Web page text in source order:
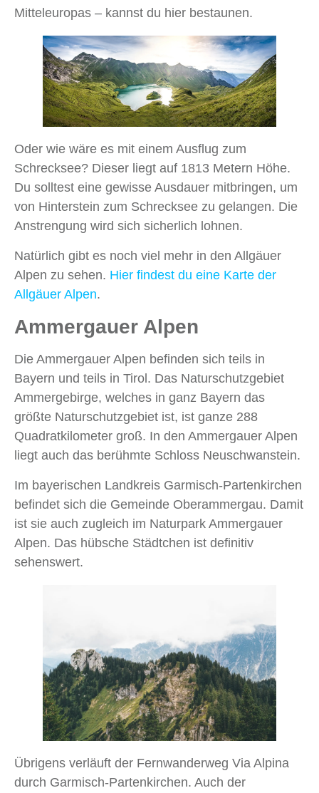
Mitteleuropas – kannst du hier bestaunen.
Oder wie wäre es mit einem Ausflug zum
Schrecksee? Dieser liegt auf 1813 Metern Höhe.
Du solltest eine gewisse Ausdauer mitbringen, um
von Hinterstein zum Schrecksee zu gelangen. Die
Anstrengung wird sich sicherlich lohnen.
Natürlich gibt es noch viel mehr in den Allgäuer
Alpen zu sehen. Hier findest du eine Karte der
Allgäuer Alpen.
Ammergauer Alpen
Die Ammergauer Alpen befinden sich teils in
Bayern und teils in Tirol. Das Naturschutzgebiet
Ammergebirge, welches in ganz Bayern das
größte Naturschutzgebiet ist, ist ganze 288
Quadratkilometer groß. In den Ammergauer Alpen
liegt auch das berühmte Schloss Neuschwanstein.
Im bayerischen Landkreis Garmisch-Partenkirchen
befindet sich die Gemeinde Oberammergau. Damit
ist sie auch zugleich im Naturpark Ammergauer
Alpen. Das hübsche Städtchen ist definitiv
sehenswert.
Übrigens verläuft der Fernwanderweg Via Alpina
durch Garmisch-Partenkirchen. Auch der